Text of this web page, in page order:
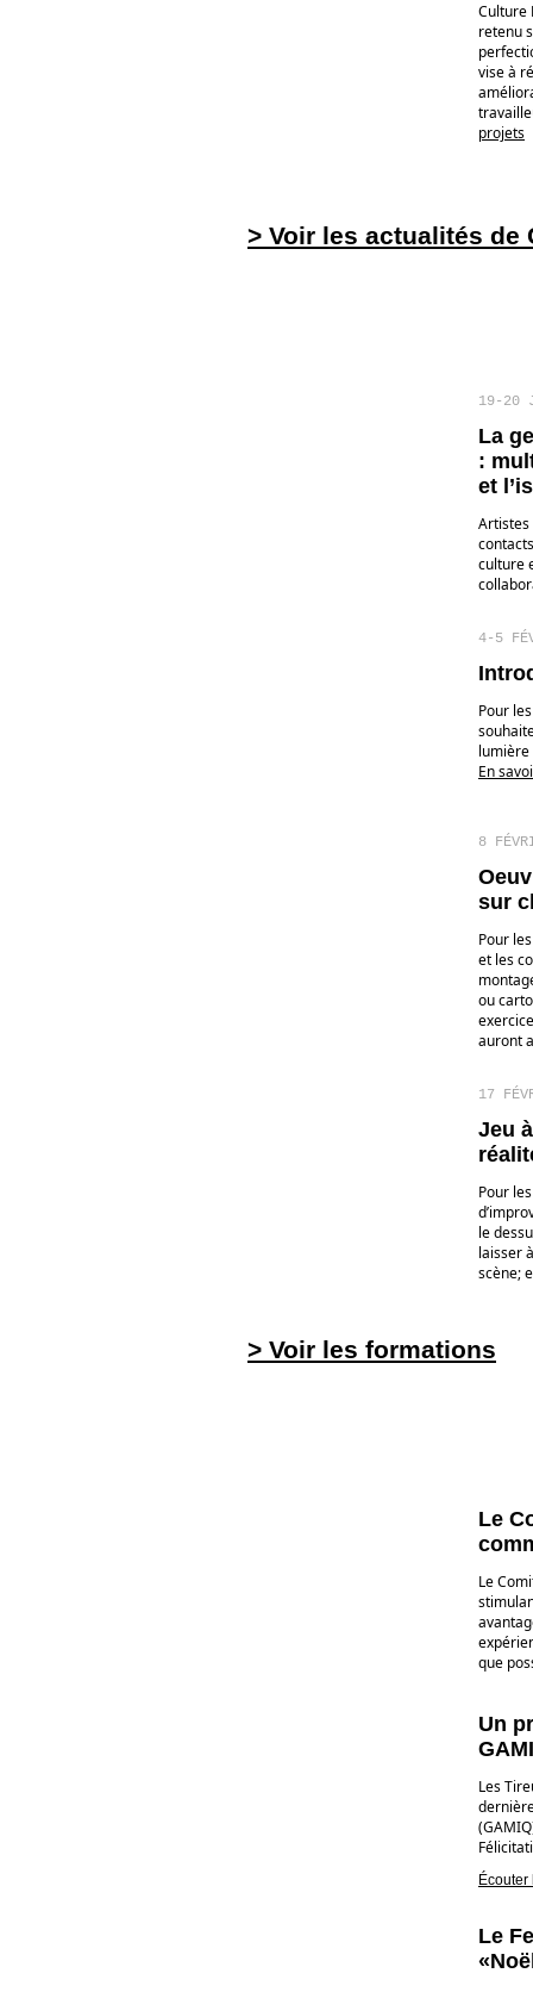
Culture
retenu
vise à
projets
> Voir les actualités de
19-20
La
:
et
Artistes
culture
4-5
Pour
lumière
En
8
sur
Pour
et les
ou
auront
17
Jeu
Pour
le
laisser
scène;
> Voir les formations
Le
Le
que
Un
Les
(GAMIQ
Le